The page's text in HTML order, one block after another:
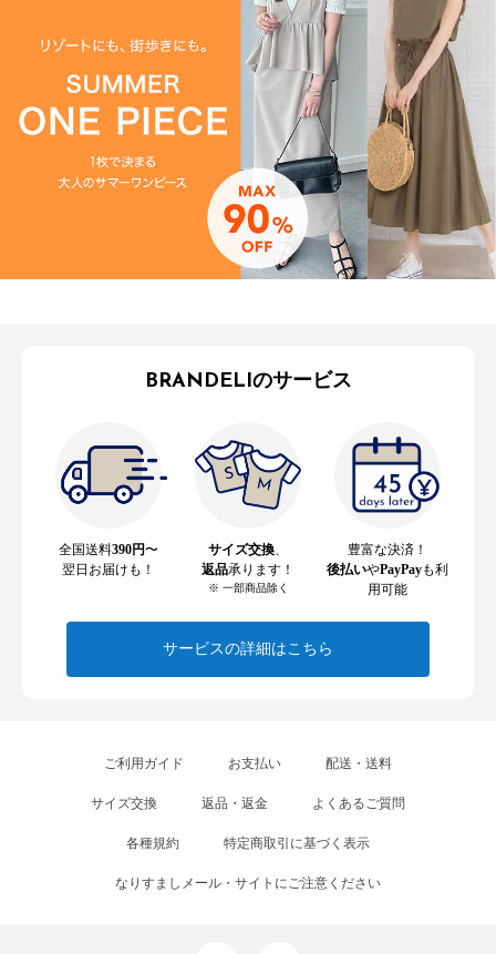
BRANDELIのサービス
全国送料390円〜
翌日お届けも！
サイズ交換
返品承ります！
※ 一部商品除く
豊富な決済！
後払いやPayPayも利
用可能
サービスの詳細はこちら
ご利用ガイド お支払い 配送・送料
サイズ交換 返品・返金 よくあるご質問
各種規約 特定商取引に基づく表示
なりすましメール・サイトにご注意ください